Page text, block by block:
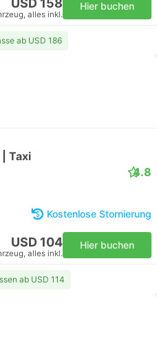
USD 158
alles inkl.
Hier buchen
ab USD 186
Taxi
4.8
Kostenlose Stornierung
USD 104
alles inkl.
Hier buchen
ab USD 114